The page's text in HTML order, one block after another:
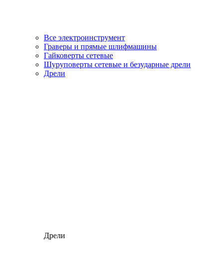
Все электроинструмент
Граверы и прямые шлифмашины
Гайковерты сетевые
Шуруповерты сетевые и безударные дрели
Дрели
Дрели